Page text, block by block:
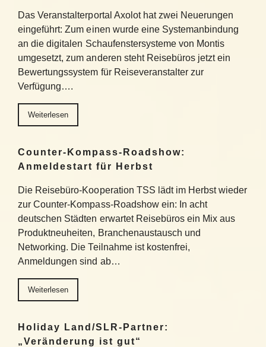
Das Veranstalterportal Axolot hat zwei Neuerungen
eingeführt: Zum einen wurde eine Systemanbindung
an die digitalen Schaufenstersysteme von Montis
umgesetzt, zum anderen steht Reisebüros jetzt ein
Bewertungssystem für Reiseveranstalter zur
Verfügung….
Weiterlesen
Counter-Kompass-Roadshow:
Anmeldestart für Herbst
Die Reisebüro-Kooperation TSS lädt im Herbst wieder
zur Counter-Kompass-Roadshow ein: In acht
deutschen Städten erwartet Reisebüros ein Mix aus
Produktneuheiten, Branchenaustausch und
Networking. Die Teilnahme ist kostenfrei,
Anmeldungen sind ab…
Weiterlesen
Holiday Land/SLR-Partner:
„Veränderung ist gut“